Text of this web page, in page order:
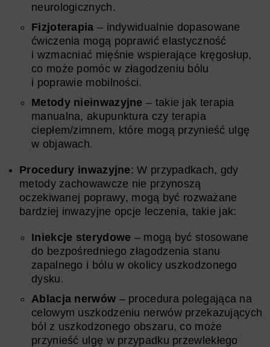
neurologicznych.
Fizjoterapia – indywidualnie dopasowane
ćwiczenia mogą poprawić elastyczność
i wzmacniać mięśnie wspierające kręgosłup,
co może pomóc w złagodzeniu bólu
i poprawie mobilności.
Metody nieinwazyjne – takie jak terapia
manualna, akupunktura czy terapia
ciepłem/zimnem, które mogą przynieść ulgę
w objawach.
Procedury inwazyjne: W przypadkach, gdy
metody zachowawcze nie przynoszą
oczekiwanej poprawy, mogą być rozważane
bardziej inwazyjne opcje leczenia, takie jak:
Iniekcje sterydowe – mogą być stosowane
do bezpośredniego złagodzenia stanu
zapalnego i bólu w okolicy uszkodzonego
dysku.
Ablacja nerwów – procedura polegająca na
celowym uszkodzeniu nerwów przekazujących
ból z uszkodzonego obszaru, co może
przynieść ulgę w przypadku przewlekłego